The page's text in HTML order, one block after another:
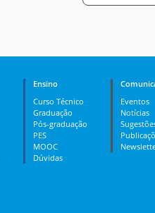
Ensino
Curso Técnico
Graduação
Pós-graduação
PES
MOOC
Dúvidas
Eventos
Notícias